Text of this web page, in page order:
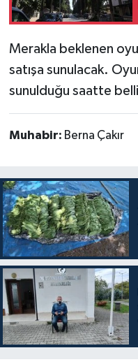
Merakla beklenen
satışa sunulacak.
sunulduğu saatte
Muhabir: Berna Çakır